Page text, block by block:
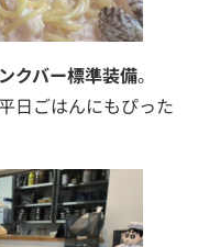
クバー標準装備。
日ごはんにもぴった